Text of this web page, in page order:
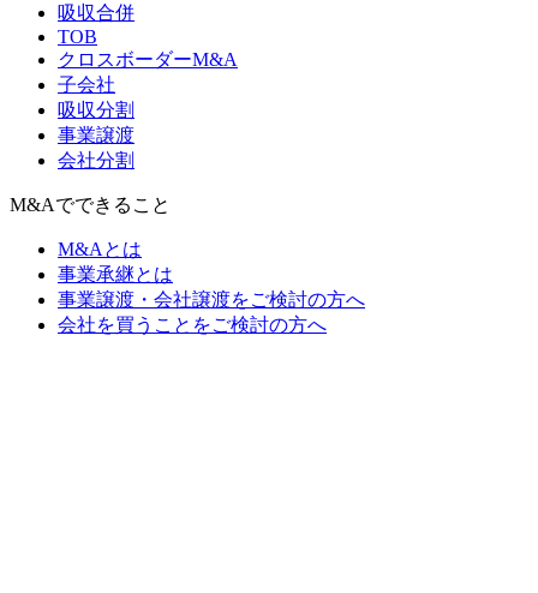
吸収合併
TOB
クロスボーダーM&A
子会社
吸収分割
事業譲渡
会社分割
M&Aでできること
M&Aとは
事業承継とは
事業譲渡・会社譲渡をご検討の方へ
会社を買うことをご検討の方へ